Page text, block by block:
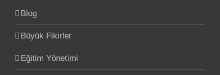
Blog
Büyük Fikirler
Eğitim Yönetimi